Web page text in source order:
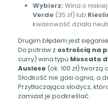
Wybierz: Wina o
Verde(35 zł) lub
kwasowość działa
Drugim błędem jest
Do potraw z ostrością na
curry) wina typu Moscato
Auslese(ok. 100 zł) tworzą
Słodkość nie gasi ognia, a
Przytłaczająca słodycz,
zamiast je podkreślać.